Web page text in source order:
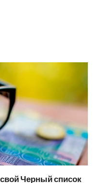
Черный список